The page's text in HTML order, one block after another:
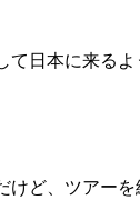
日本に来るよ
ど、ツアー